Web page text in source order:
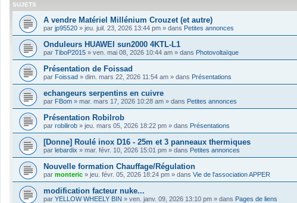
SUJETS
A vendre Matériel Millénium Crouzet (et autre)
par jp95520 » jeu. juil. 23, 2026 13:44 pm » dans Petites annonces
Onduleurs HUAWEI sun2000 4KTL-L1
par TiboP2015 » ven. mai 08, 2026 10:44 am » dans Photovoltaïque
Présentation de Foissad
par Foissad » dim. mars 22, 2026 11:54 am » dans Présentations
echangeurs serpentins en cuivre
par FBom » mar. mars 17, 2026 10:28 am » dans Petites annonces
Présentation Robilrob
par robilirob » jeu. mars 05, 2026 18:22 pm » dans Présentations
[Donne] Roulé inox D16 - 25m et 3 panneaux thermiques
par lebardix » mar. févr. 10, 2026 15:01 pm » dans Petites annonces
Nouvelle formation Chauffage/Régulation
par monteric » jeu. févr. 05, 2026 18:24 pm » dans Vie de l'association APPER
modification facteur nuke...
par YELLOW WHEELY BIN » ven. janv. 09, 2026 13:10 pm » dans Pages de liens